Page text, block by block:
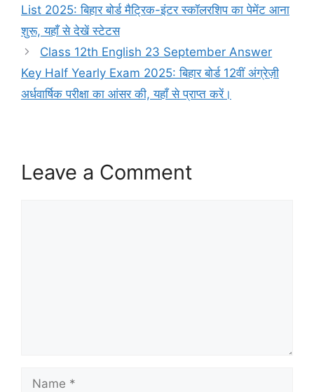
List 2025: बिहार बोर्ड मैट्रिक-इंटर स्कॉलरशिप का पेमेंट आना
शुरू, यहाँ से देखें स्टेटस
Class 12th English 23 September Answer
Key Half Yearly Exam 2025: बिहार बोर्ड 12वीं अंग्रेज़ी
अर्धवार्षिक परीक्षा का आंसर की, यहाँ से प्राप्त करें।
Leave a Comment